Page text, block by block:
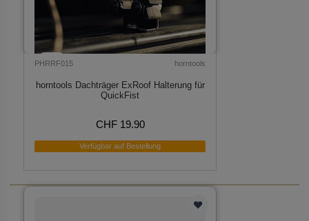
PHRRF015 horntools
horntools Dachträger ExRoof Halterung für
QuickFist
CHF 19.90
Verfügbar auf Bestellung